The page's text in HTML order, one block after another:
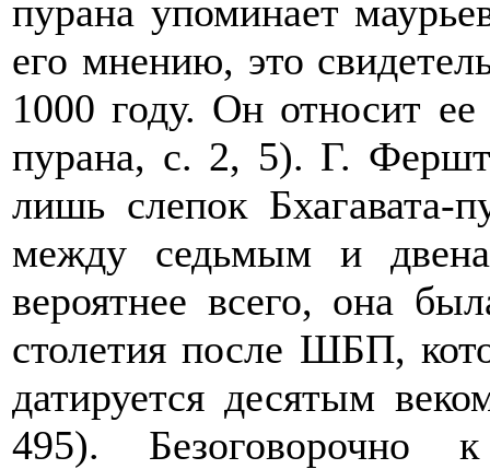
пурана упоминает
его мнению, это
1000 году. Он относит
пурана, с. 2, 5). Г.
лишь слепок Бхагавата-
между седьмым и
вероятнее всего, она
столетия после ШБП,
датируется десятым
495). Безоговорочно